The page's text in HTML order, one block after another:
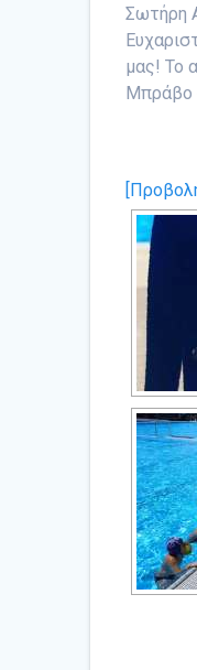
Σωτήρη
μας! Το
Μπράβο